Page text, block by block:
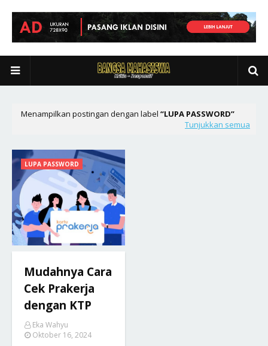
Menampilkan postingan dengan label
LUPA PASSWORD
Tunjukkan semua
LUPA PASSWORD
Mudahnya Cara
Cek Prakerja
dengan KTP
Eka Wahyu
Oktober 16, 2024